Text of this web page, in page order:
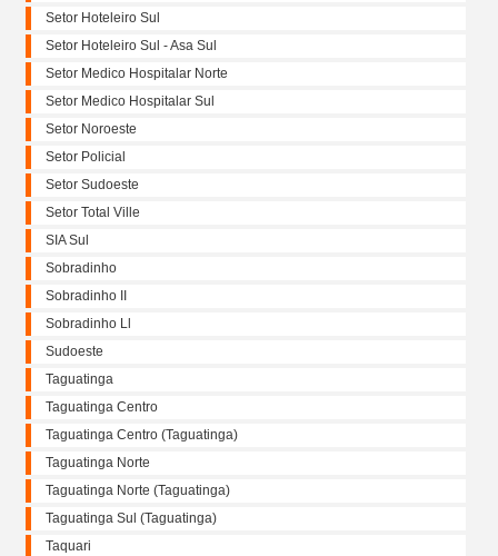
Setor Hoteleiro Sul
Setor Hoteleiro Sul - Asa Sul
Setor Medico Hospitalar Norte
Setor Medico Hospitalar Sul
Setor Noroeste
Setor Policial
Setor Sudoeste
Setor Total Ville
SIA Sul
Sobradinho
Sobradinho II
Sobradinho Ll
Sudoeste
Taguatinga
Taguatinga Centro
Taguatinga Centro (Taguatinga)
Taguatinga Norte
Taguatinga Norte (Taguatinga)
Taguatinga Sul (Taguatinga)
Taquari